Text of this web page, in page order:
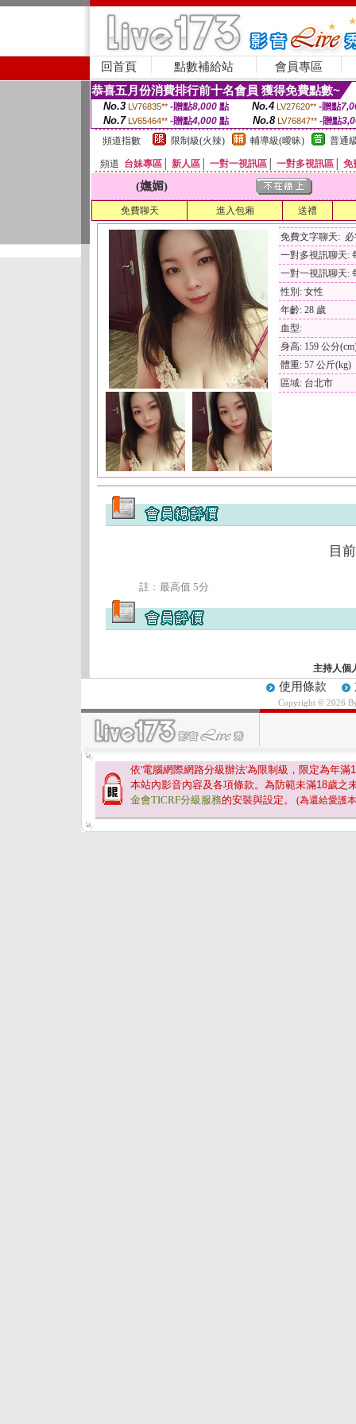
回首頁 點數補給站 會員專區
恭喜五月份消費排行前十名會員 獲得免費點數~
No.3 LV76835** -贈點8,000點 No.4 LV27620** -贈點
No.7 LV65464** -贈點4,000 點 No.8 LV76847** -贈點
頻道指數
限制級(火辣) 輔導級(曖昧) 普通
頻道 台妹專區 新人區 一對一視訊區 一對多視訊區 免
(嫵媚)
免費聊天 進入包廂 送禮
免費文字聊天:
一對多視訊聊天:
一對一視訊聊天:
性別: 女性
年齡: 28 歲
血型:
身高: 159 公分
體重: 57 公斤(kg)
區域: 台北市
目
註﹕最高值 5分
主持人個
使用條款
Copyright © 2026
依'電腦網際網路分級辦法'為限制級，限定為年滿
本站內影音內容及各項條款。為防範未滿18歲之
金會TICRF分級服務的安裝與設定。 (為還給愛護